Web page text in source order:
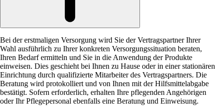
Bei der erstmaligen Versorgung wird Sie der Vertragspartner Ihrer
Wahl ausführlich zu Ihrer konkreten Versorgungssituation beraten,
Ihren Bedarf ermitteln und Sie in die Anwendung der Produkte
einweisen. Dies geschieht bei Ihnen zu Hause oder in einer stationären
Einrichtung durch qualifizierte Mitarbeiter des Vertragspartners. Die
Beratung wird protokolliert und von Ihnen mit der Hilfsmittelabgabe
bestätigt. Sofern erforderlich, erhalten Ihre pflegenden Angehörigen
oder Ihr Pflegepersonal ebenfalls eine Beratung und Einweisung.